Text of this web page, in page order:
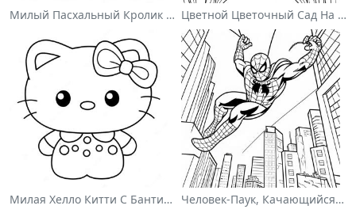
Милый Пасхальный Кролик На Раскраске Цветной Цветочный Сад На Раскраске
Милая Хелло Китти С Бантиком - Раскраска Человек-Паук, Качающийся По Городу - Раскраска